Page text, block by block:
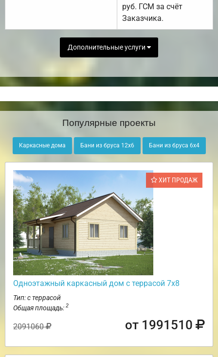
руб. ГСМ за счёт
Заказчика.
Дополнительные услуги
Популярные проекты
Каркасные дома Бани из бруса 12х6 Бани из бруса 6х4
ХИТ ПРОДАЖ
Одноэтажный каркасный дом с террасой 7х8
Тип: с террасой
Общая площадь: 2
2091060 от 1991510